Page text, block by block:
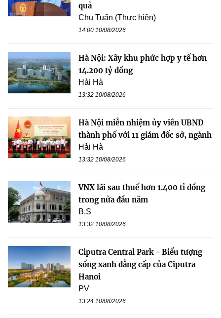
quả
Chu Tuấn (Thực hiện)
14:00 10/08/2026
Hà Nội: Xây khu phức hợp y tế hơn
14.200 tỷ đồng
Hải Hà
13:32 10/08/2026
Hà Nội miễn nhiệm ủy viên UBND
thành phố với 11 giám đốc sở, ngành
Hải Hà
13:32 10/08/2026
VNX lãi sau thuế hơn 1.400 tỉ đồng
trong nửa đầu năm
B.S
13:32 10/08/2026
Ciputra Central Park - Biểu tượng
sống xanh đẳng cấp của Ciputra
Hanoi
PV
13:24 10/08/2026